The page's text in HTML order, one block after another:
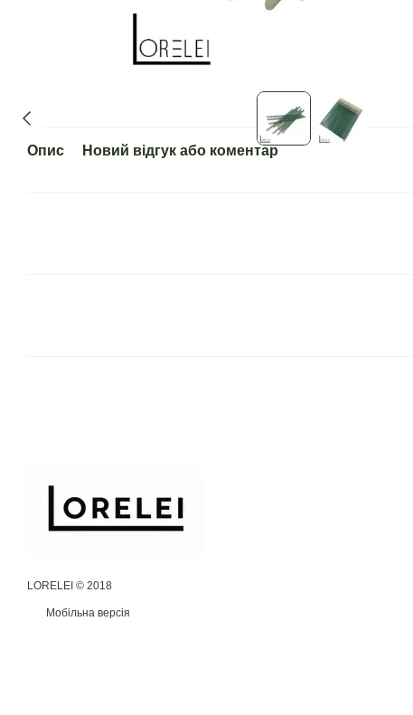
Опис Новий відгук або коментар
LORELEI © 2018
Мобільна версія